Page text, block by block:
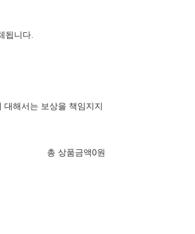
됩니다.
해서는 보상을 책임지지
총 상품금액0원